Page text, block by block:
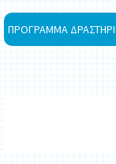
ΠΡΟΓΡΑΜΜΑ